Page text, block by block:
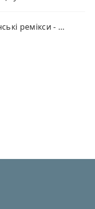
Пісні в машину, українські ремікси - ТОП 20